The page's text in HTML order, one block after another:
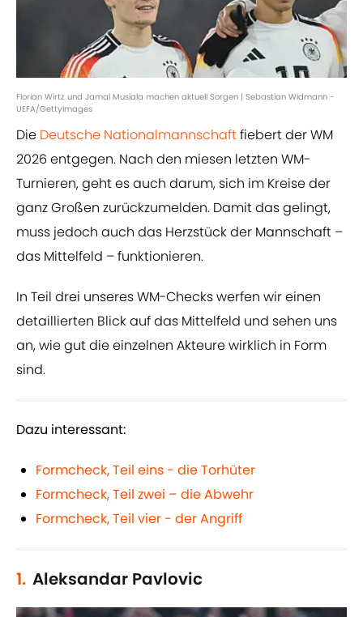
Florian Wirtz und Jamal Musiala machen aktuell Sorgen | Sebastian Widmann -
UEFA/GettyImages
Die Deutsche Nationalmannschaftfiebert der WM
2026 entgegen. Nach den miesen letzten WM-
Turnieren, geht es auch darum, sich im Kreise der
ganz Großen zurückzumelden. Damit das gelingt,
muss jedoch auch das Herzstück der Mannschaft –
das Mittelfeld – funktionieren.
In Teil drei unseres WM-Checks werfen wir einen
detaillierten Blick auf das Mittelfeld und sehen uns
an, wie gut die einzelnen Akteure wirklich in Form
sind.
Dazu interessant:
Formcheck, Teil eins - die Torhüter
Formcheck, Teil zwei – die Abwehr
Formcheck, Teil vier - der Angriff
1. Aleksandar Pavlovic